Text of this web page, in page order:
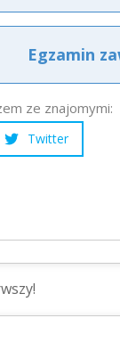
Egzamin
ze znajomymi:
Twitter